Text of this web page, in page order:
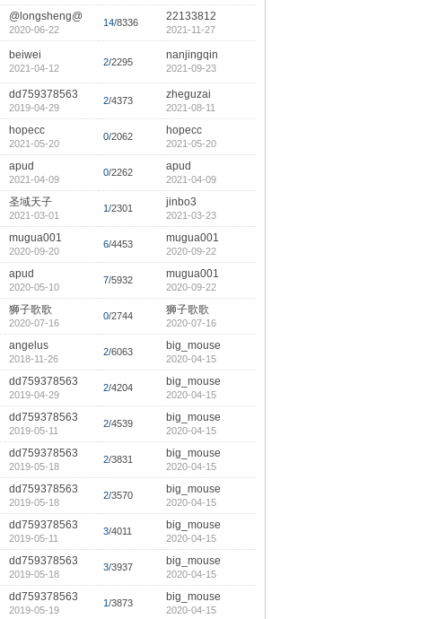
@longsheng@
2020-06-22
14/8336 22133812
2021-11-27
beiwei
2021-04-12
2/2295
nanjingqin
2021-09-23
dd759378563
2019-04-29
2/4373 zheguzai
2021-08-11
hopecc
2021-05-20
0/2062 hopecc
2021-05-20
apud
2021-04-09
0/2262 apud
2021-04-09
圣域天子
2021-03-01
1/2301 jinbo3
2021-03-23
mugua001
2020-09-20
6/4453 mugua001
2020-09-22
apud
2020-05-10
7/5932 mugua001
2020-09-22
狮子歌歌
2020-07-16
0/2744 狮子歌歌
2020-07-16
angelus
2018-11-26
2/6063 big_mouse
2020-04-15
dd759378563
2019-04-29
2/4204 big_mouse
2020-04-15
dd759378563
2019-05-11
2/4539 big_mouse
2020-04-15
dd759378563
2019-05-18
2/3831 big_mouse
2020-04-15
dd759378563
2019-05-18
2/3570 big_mouse
2020-04-15
dd759378563
2019-05-11
3/4011 big_mouse
2020-04-15
dd759378563
2019-05-18
3/3937 big_mouse
2020-04-15
dd759378563
2019-05-19
1/3873 big_mouse
2020-04-15